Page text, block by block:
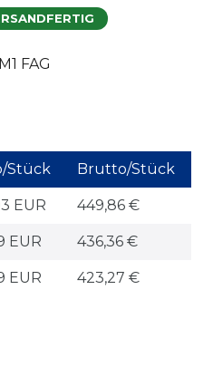
FAG
Stück Brutto/Stück
EUR 449,86 €
EUR 436,36 €
EUR 423,27 €